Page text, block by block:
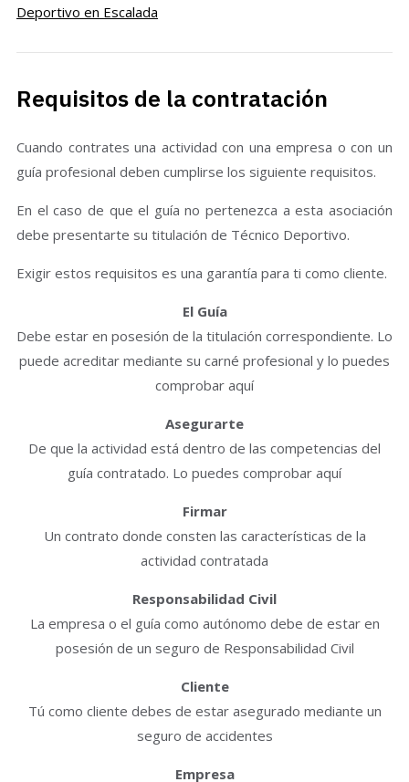
Deportivo en Escalada
Requisitos de la contratación
Cuando contrates una actividad con una empresa o con un
guía profesional deben cumplirse los siguiente requisitos.
En el caso de que el guía no pertenezca a esta asociación
debe presentarte su titulación de Técnico Deportivo.
Exigir estos requisitos es una garantía para ti como cliente.
El Guía
Debe estar en posesión de la titulación correspondiente. Lo
puede acreditar mediante su carné profesional y lo puedes
comprobar aquí
Asegurarte
De que la actividad está dentro de las competencias del
guía contratado. Lo puedes comprobar aquí
Firmar
Un contrato donde consten las características de la
actividad contratada
Responsabilidad Civil
La empresa o el guía como autónomo debe de estar en
posesión de un seguro de Responsabilidad Civil
Cliente
Tú como cliente debes de estar asegurado mediante un
seguro de accidentes
Empresa